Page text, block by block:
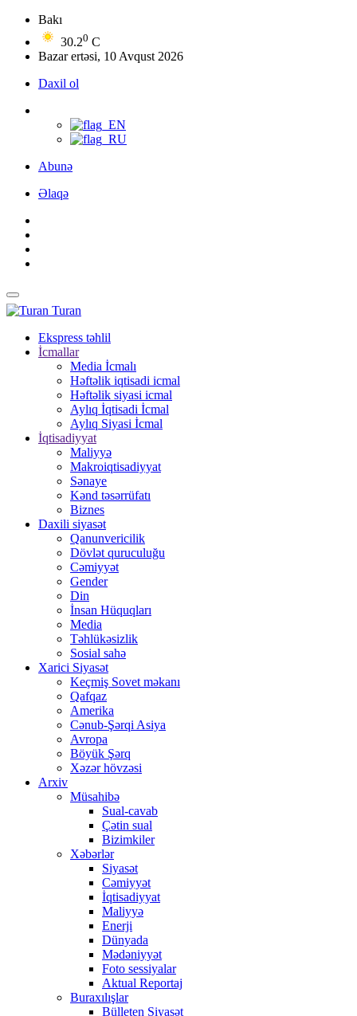
Bakı
30.20 C
Bazar ertəsi, 10 Avqust 2026
Daxil ol
Abunə
Əlaqə
Turan
Ekspress təhlil
İcmallar
Media İcmalı
Həftəlik iqtisadi icmal
Həftəlik siyasi icmal
Aylıq İqtisadi İcmal
Aylıq Siyasi İcmal
İqtisadiyyat
Maliyyə
Makroiqtisadiyyat
Sənaye
Kənd təsərrüfatı
Biznes
Daxili siyasət
Qanunvericilik
Dövlət quruculuğu
Cəmiyyət
Gender
Din
İnsan Hüquqları
Media
Təhlükəsizlik
Sosial sahə
Xarici Siyasət
Keçmiş Sovet məkanı
Qafqaz
Amerika
Cənub-Şərqi Asiya
Avropa
Böyük Şərq
Xəzər hövzəsi
Arxiv
Müsahibə
Sual-cavab
Çətin sual
Bizimkiler
Xəbərlər
Siyasət
Cəmiyyət
İqtisadiyyat
Maliyyə
Enerji
Dünyada
Mədəniyyət
Foto sessiyalar
Aktual Reportaj
Buraxılışlar
Bülleten Siyasət